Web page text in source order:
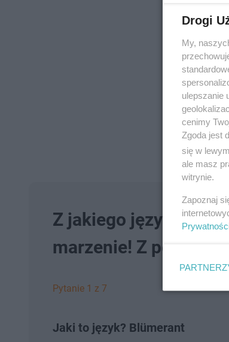
Z jakiego języka
marzenie! Z
Pytanie 1 z 7
Jaki to język? Blümerant
Drogi
My,
ulepszanie
cenimy
Zgoda jest
się w
ale masz
witrynie.
Zapoznaj